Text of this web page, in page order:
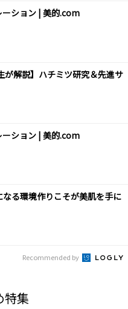
ーション | 美的.com
が解説】ハチミツ研究＆先進サ
ーション | 美的.com
る環境作りこそが美肌を手に
Recommended by
特集